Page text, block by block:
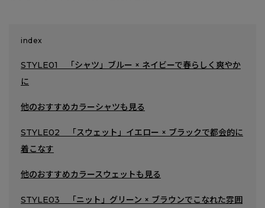
index
STYLE01 「シャツ」ブルー × ネイビーで春らしく爽やか
に
他のおすすめカラーシャツも見る
STYLE02 「スウェット」イエロー × ブラックで都会的に
着こなす
他のおすすめカラースウェットも見る
STYLE03 「ニット」グリーン × ブラウンでこなれた雰囲